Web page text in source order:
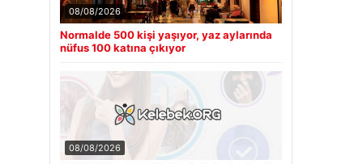
08/08/2026
Normalde 500 kişi yaşıyor, yaz aylarında
nüfus 100 katına çıkıyor
08/08/2026